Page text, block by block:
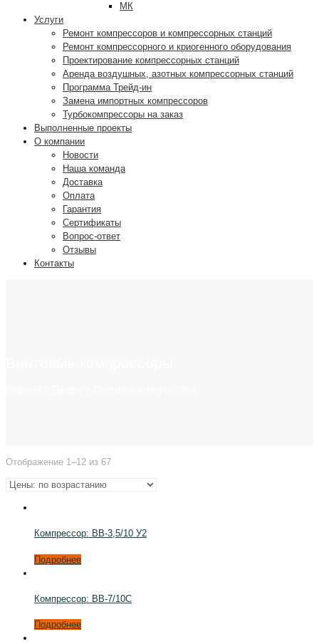
МК
Услуги
Ремонт компрессоров и компрессорных станций
Ремонт компрессорного и криогенного оборудования
Проектирование компрессорных станций
Аренда воздушных, азотных компрессорных станций
Программа Трейд-ин
Замена импортных компрессоров
Турбокомпрессоры на заказ
Выполненные проекты
О компании
Новости
Наша команда
Доставка
Оплата
Гарантия
Сертификаты
Вопрос-ответ
Отзывы
Контакты
Отображение 1–12 из 67
Компрессор: ВВ-3,5/10 У2
Подробнее
Компрессор: ВВ-7/10С
Подробнее